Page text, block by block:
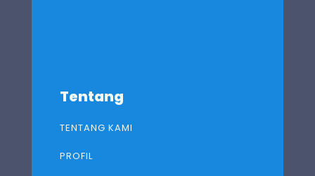
Tentang
TENTANG KAMI
PROFIL